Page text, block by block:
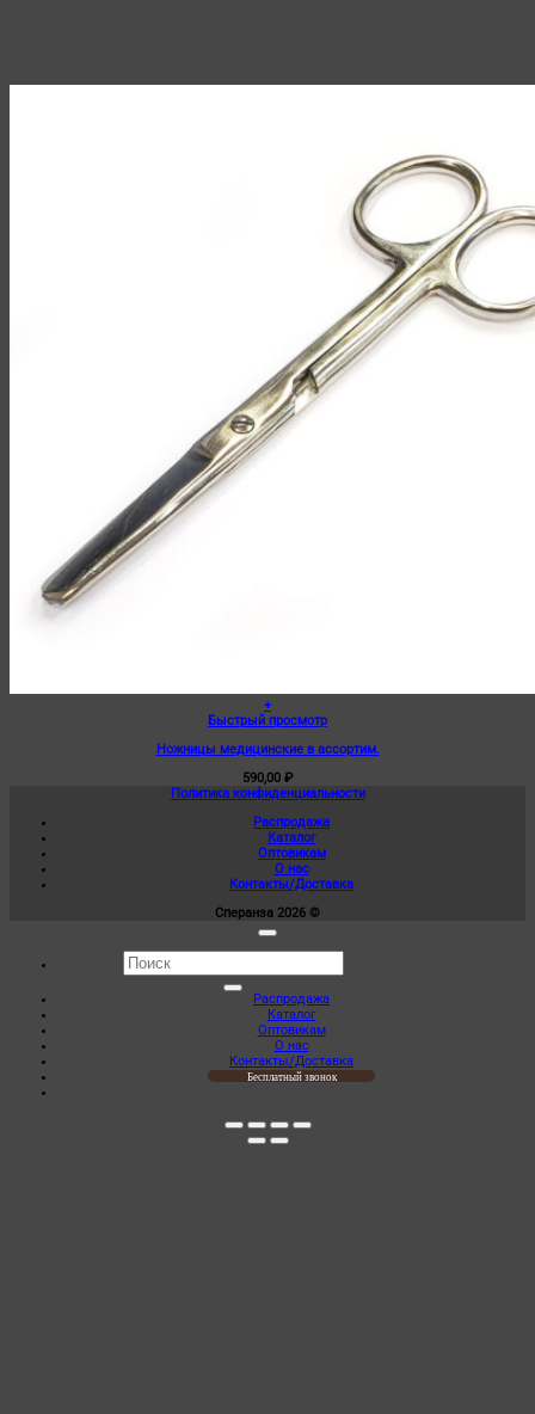
+
Быстрый просмотр
Ножницы медицинские в ассортим.
590,00 ₽
Политика конфиденциальности
Распродажа
Каталог
Оптовикам
О нас
Контакты/Доставка
Сперанза 2026 ©
Искать:
Распродажа
Каталог
Оптовикам
О нас
Контакты/Доставка
Бесплатный звонок